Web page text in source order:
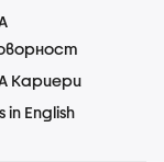
Кариери
in English